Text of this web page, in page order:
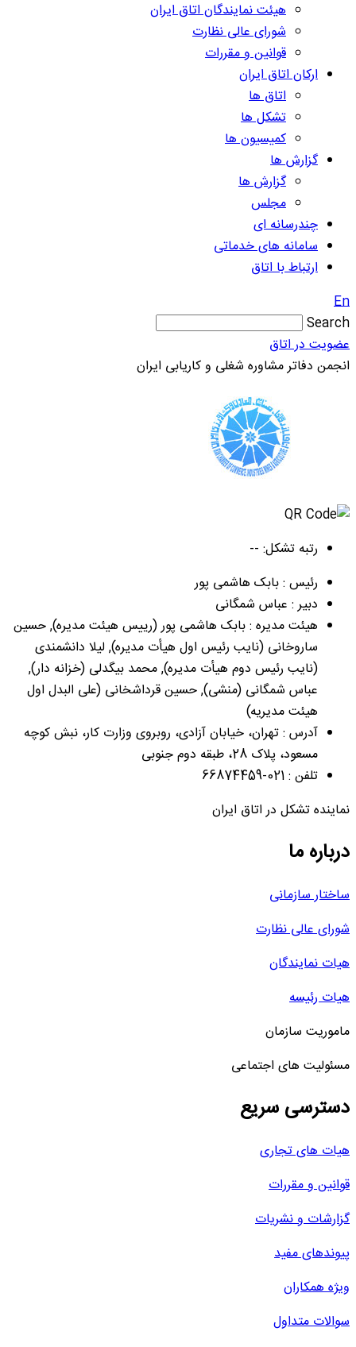
هیئت نمایندگان اتاق ایران
شورای عالی نظارت
قوانین و مقررات
ارکان اتاق ایران
اتاق ها
تشکل ها
کمیسیون ها
گزارش ها
گزارش ها
مجلس
چندرسانه ای
سامانه های خدماتی
ارتباط با اتاق
En
Search
عضویت در اتاق
انجمن دفاتر مشاوره شغلی و کاریابی ایران
رتبه تشکل: --
رئیس : بابک هاشمی پور
دبیر : عباس شمگانی
هیئت مدیره : بابک هاشمی پور (رییس هیئت مدیره), حسین
ساروخانی (نایب رئيس اول هيأت مديره), لیلا دانشمندی
(نایب رئيس دوم هيأت مديره), محمد بیگدلی (خزانه دار),
عباس شمگانی (منشی), حسین قرداشخانی (علی البدل اول
هیئت مدیریه)
آدرس : تهران، خیابان آزادی، روبروی وزارت کار، نبش کوچه
مسعود، پلاک 28، طبقه دوم جنوبی
تلفن : 021-66874459
نماینده تشکل در اتاق ایران
درباره ما
ساختار سازمانی
شورای عالی نظارت
هیات نمایندگان
هیات رئیسه
ماموریت سازمان
مسئولیت های اجتماعی
دسترسی سریع
هیات های تجاری
قوانین و مقررات
گزارشات و نشریات
پیوندهای مفید
ویژه همکاران
سوالات متداول